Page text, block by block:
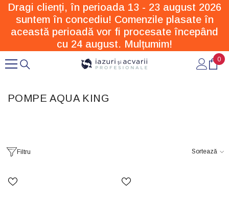
SARI LA CONȚINUT
Dragi clienți, în perioada 13 - 23 august 2026
suntem în concediu! Comenzile plasate în
această perioadă vor fi procesate începând
cu 24 august. Mulțumim!
0
0
POMPE AQUA KING
Filtru Sortează